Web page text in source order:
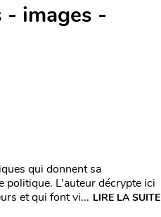
- images -
qui donnent sa
politique. L’auteur décrypte ici
et qui font vi... LIRE LA SUITE